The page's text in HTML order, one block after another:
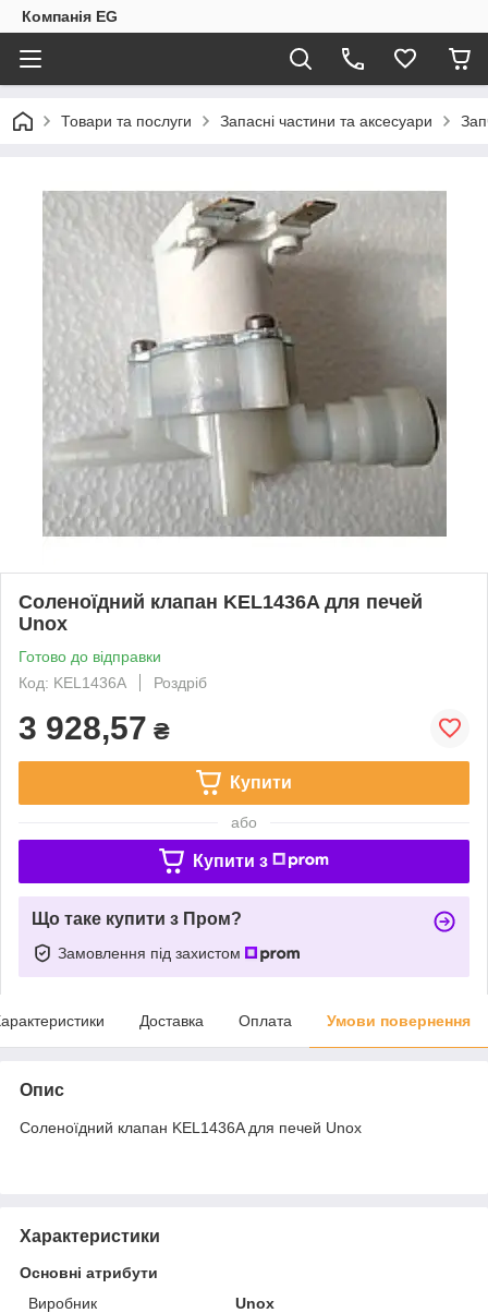
Компанія EG
Товари та послуги Запасні частини та аксесуари
Соленоїдний клапан KEL1436A для печей
Unox
Готово до відправки
Код: KEL1436A
Роздріб
3 928,57 ₴
Купити
або
Купити з
Що таке купити з Пром?
Замовлення під захистом
Доставка Оплата Умови повернення
Опис
Соленоїдний клапан KEL1436A для печей Unox
Характеристики
Основні атрибути
Виробник
Unox